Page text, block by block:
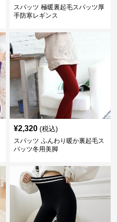
スパッツ 極暖裏起毛スパッツ厚
手防寒レギンス
¥2,320 (税込)
スパッツ ふんわり暖か裏起毛ス
パッツ冬用美脚